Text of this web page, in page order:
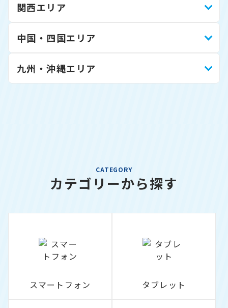
関西エリア
中国・四国エリア
九州・沖縄エリア
CATEGORY
カテゴリーから探す
スマートフォン タブレット